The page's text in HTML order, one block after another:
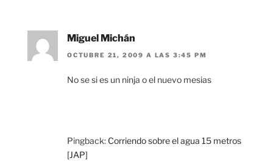
Miguel Michán
OCTUBRE 21, 2009 A LAS 3:45 PM
No se si es un ninja o el nuevo mesias
Pingback: Corriendo sobre el agua 15 metros
[JAP]